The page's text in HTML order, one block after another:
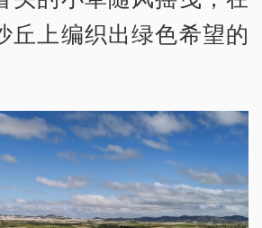
丘上编织出绿色希望的